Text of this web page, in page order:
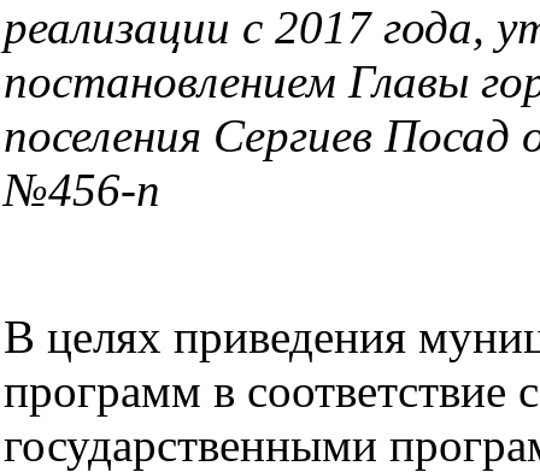
реализации с 2017 года,
постановлением Главы
поселения Сергиев Посад
№456-п
В целях приведения
программ в соответствие с
государственными